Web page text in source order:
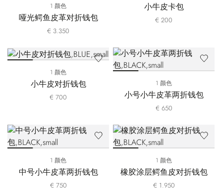
1 颜色
哑光鳄鱼皮革对折钱包
€ 3.350
小牛皮卡包
€ 200
1 颜色
小牛皮对折钱包
€ 700
1 颜色
小号小牛皮革两折钱包
€ 650
1 颜色
中号小牛皮革两折钱包
€ 750
1 颜色
橡胶涂层鳄鱼皮对折钱包
€ 1.950